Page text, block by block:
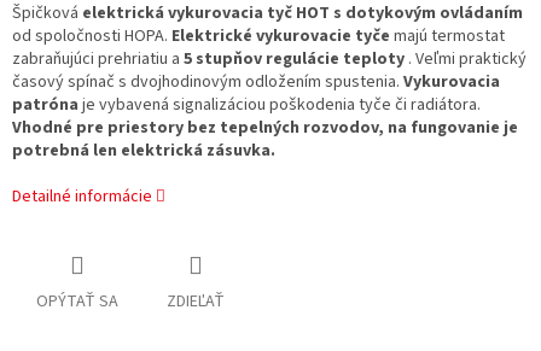
Špičková elektrická vykurovacia tyč HOT s dotykovým ovládaním
od spoločnosti HOPA. Elektrické vykurovacie tyče majú termostat
zabraňujúci prehriatiu a 5 stupňov regulácie teploty . Veľmi praktický
časový spínač s dvojhodinovým odložením spustenia. Vykurovacia
patróna je vybavená signalizáciou poškodenia tyče či radiátora.
Vhodné pre priestory bez tepelných rozvodov, na fungovanie je
potrebná len elektrická zásuvka.
Detailné informácie
OPÝTAŤ SA ZDIEĽAŤ